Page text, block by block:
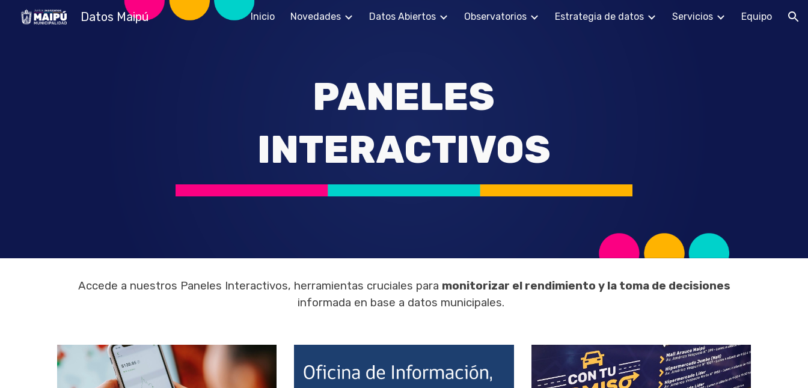
Skip to main content Skip to navigation
Datos Maipú Inicio Novedades Datos Abiertos Observatorios Estrategia de datos Servicios Equipo
PANELES
INTERACTIVOS
Accede a nuestros Paneles Interactivos, herramientas cruciales para monitorizar el rendimiento y la toma de decisiones
informada en base a datos municipales.